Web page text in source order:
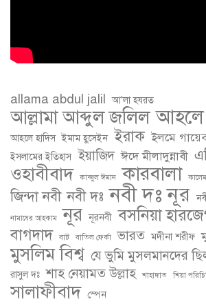
allama abdul jalil আ'লা হযরত
আল্লামা আব্দুল জলিল আহলে
আহলে হাদিস ইমাম হুসেইন ইরাক ইলমে
ইসলামের ইতিহাস ইয়াজিদ ঈদে মীলাদুন্নাবী
ওহাবীবাদ কান্জুল ঈমান কারবালা
জিন্দা নবী নবী দঃ নবী দঃ নূর
নামাযের আহকাম নূর নূরনবী বসনিয়া
বাগদাদ বাট বাতিল ফের্কা ভারত মদীনা শরীফ
মুসলিম বিশ্ব যে ভুমি মুসলমানদের
রাসুল দঃ শাহ নেয়ামত উল্লাহ শাহাদাত শিয়া
সালাফীবাদ স্পেন